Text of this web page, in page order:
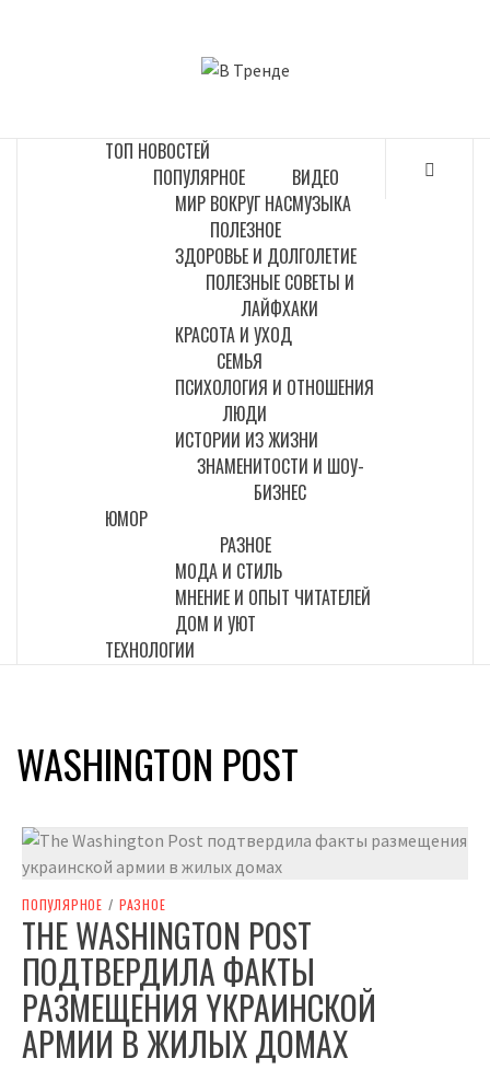
ТОП НОВОСТЕЙ
ПОПУЛЯРНОЕ
МИР ВОКРУГ НАС
ВИДЕО
МУЗЫКА
ПОЛЕЗНОЕ
ЗДОРОВЬЕ И ДОЛГОЛЕТИЕ
ПОЛЕЗНЫЕ СОВЕТЫ И
ЛАЙФХАКИ
КРАСОТА И УХОД
СЕМЬЯ
ПСИХОЛОГИЯ И ОТНОШЕНИЯ
ЛЮДИ
ИСТОРИИ ИЗ ЖИЗНИ
ЗНАМЕНИТОСТИ И ШОУ-
БИЗНЕС
ЮМОР
РАЗНОЕ
МОДА И СТИЛЬ
МНЕНИЕ И ОПЫТ ЧИТАТЕЛЕЙ
ДОМ И УЮТ
ТЕХНОЛОГИИ
WASHINGTON POST
ПОПУЛЯРНОЕ / РАЗНОЕ
THE WASHINGTON POST
ПОДТВЕРДИЛА ФАКТЫ
РАЗМЕЩЕНИЯ YКРАИНСКОЙ
AРМИИ В ЖИЛЫХ ДОМАХ